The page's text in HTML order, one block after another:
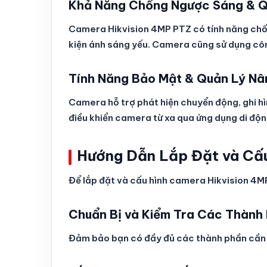
Khả Năng Chống Ngược Sáng &
Camera Hikvision 4MP PTZ có tính năng
kiện ánh sáng yếu. Camera cũng sử dụng
Tính Năng Bảo Mật & Quản Lý
Camera hỗ trợ phát hiện chuyển động, ghi
điều khiển camera từ xa qua ứng dụng di
Hướng Dẫn Lắp Đặt và
Để lắp đặt và cấu hình camera Hikvision
Chuẩn Bị và Kiểm Tra Các Thành
Đảm bảo bạn có đầy đủ các thành phần